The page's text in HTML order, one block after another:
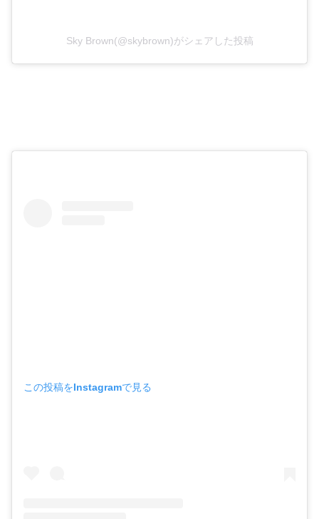
Sky Brown(@skybrown)がシェアした投稿
この投稿をInstagramで見る